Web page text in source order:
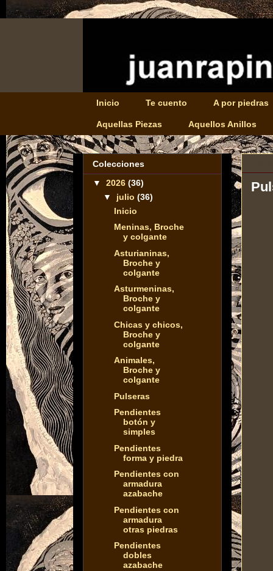
Inicio Te cuento A por piedras
Aquellas Piezas Aquellos Anillos
Colecciones
▼ 2026 (36)
▼ julio (36)
Inicio
Meninas, Broche
y colgante
Asturianinas,
Broche y
colgante
Asturmeninas,
Broche y
colgante
Chicas y chicos,
Broche y
colgante
Animales,
Broche y
colgante
Pulseras
Pendientes
botón y
simples
Pendientes
forma y piedra
Pendientes con
armadura
azabache
Pendientes con
armadura
otras piedras
Pendientes
dobles
azabache